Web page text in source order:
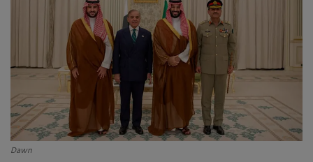
Dipotsav Special
આંતરરાષ્ટ્રીય
રાષ્ટ્રીય
Dawn